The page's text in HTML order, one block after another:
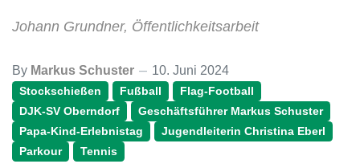
Johann Grundner, Öffentlichkeitsarbeit
By Markus Schuster 10. Juni 2024
Stockschießen Fußball
Flag-Football
DJK-SV Oberndorf
Geschäftsführer Markus Schuster
Papa-Kind-Erlebnistag
Jugendleiterin Christina Eberl
Parkour
Tennis